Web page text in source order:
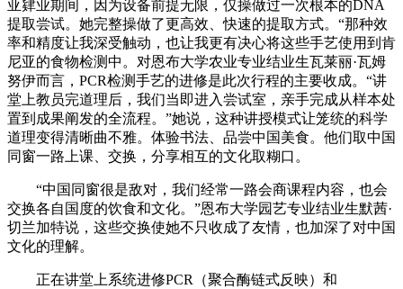
亚肄业期间，因为设备前提无限，仅操做过一次根本的DNA
提取尝试。她完整操做了更高效、快速的提取方式。“那种效
率和精度让我深受触动，也让我更有决心将这些手艺使用到肯
尼亚的食物检测中。对恩布大学农业专业结业生瓦莱丽·瓦姆
努伊而言，PCR检测手艺的进修是此次行程的主要收成。“讲
堂上教员完道理后，我们当即进入尝试室，亲手完成从样本处
置到成果阐发的全流程。”她说，这种讲授模式让笼统的科学
道理变得清晰曲不雅。体验书法、品尝中国美食。他们取中国
同窗一路上课、交换，分享相互的文化取糊口。
“中国同窗很是敌对，我们经常一路会商课程内容，也会
交换各自国度的饮食和文化。”恩布大学园艺专业结业生默茜·
切兰加特说，这些交换使她不只收成了友情，也加深了对中国
文化的理解。
正在讲堂上系统进修PCR（聚合酶链式反映）和